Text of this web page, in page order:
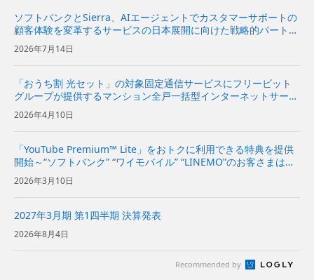
ソフトバンクとSierra、AIエージェントでカスタマーサポートの
顧客体験を変革するサービスの日本展開に向けた戦略的パートナ
ーシップ契約を締結〜Sierraの対話型AIプラットフォームをソフ
トバンクが日本市場で独占販売代理店として販売開始〜...
2026年7月14日
「おうち割 光セット」の対象固定通信サービスにフリービット
グループが提供するマンション全戸一括型インターネットサービ
スを追加～居住者の“ソフトバンク”および“ワイモバイル”のスマ
ホ料金が割引に～
2026年4月10日
「YouTube Premium™ Lite」をおトクに利用できる特典を提供
開始～“ソフトバンク” “ワイモバイル” “LINEMO”のお客さまは初
月無料、2カ月目以降は月額料金が1年間最大20％オフで利用可
能～ | 企業・IR | ソフト...
2026年3月10日
2027年3月期 第1四半期 決算発表
2026年8月4日
Recommended by